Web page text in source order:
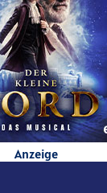
Anzeige